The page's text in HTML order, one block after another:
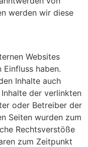
werden wir diese
Websites
haben.
Inhalte auch
der verlinkten
oder Betreiber der
Seiten wurden zum
Rechtsverstöße
zum Zeitpunkt